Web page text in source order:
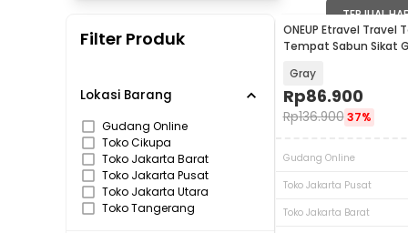
Senin -
Toko Jakarta Barat
Senin -
Toko Tangerang
Senin -
Senin - Jumat
Senin - Jumat
Filter Produk
Lokasi Barang
Gudang Online
Toko Cikupa
Toko Jakarta Barat
Toko Jakarta Pusat
Toko Jakarta Utara
Toko Tangerang
TERJUAL
ONEUP Etravel Travel
Tempat Sabun Sikat
Gray
Rp86.900
Rp136.900 37%
Gudang Online
Toko Jakarta Pusat
Toko Jakarta Barat